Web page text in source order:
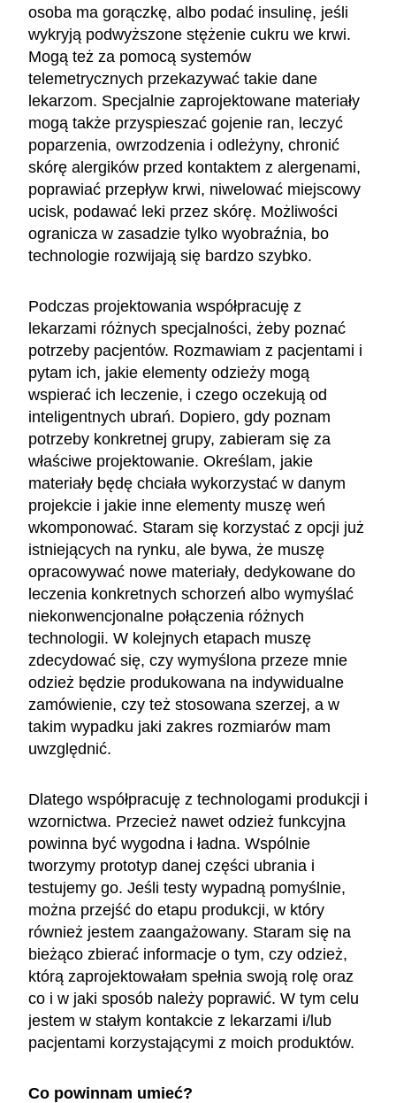
osoba ma gorączkę, albo podać insulinę, jeśli
wykryją podwyższone stężenie cukru we krwi.
Mogą też za pomocą systemów
telemetrycznych przekazywać takie dane
lekarzom. Specjalnie zaprojektowane materiały
mogą także przyspieszać gojenie ran, leczyć
poparzenia, owrzodzenia i odleżyny, chronić
skórę alergików przed kontaktem z alergenami,
poprawiać przepływ krwi, niwelować miejscowy
ucisk, podawać leki przez skórę. Możliwości
ogranicza w zasadzie tylko wyobraźnia, bo
technologie rozwijają się bardzo szybko.
Podczas projektowania współpracuję z
lekarzami różnych specjalności, żeby poznać
potrzeby pacjentów. Rozmawiam z pacjentami i
pytam ich, jakie elementy odzieży mogą
wspierać ich leczenie, i czego oczekują od
inteligentnych ubrań. Dopiero, gdy poznam
potrzeby konkretnej grupy, zabieram się za
właściwe projektowanie. Określam, jakie
materiały będę chciała wykorzystać w danym
projekcie i jakie inne elementy muszę weń
wkomponować. Staram się korzystać z opcji już
istniejących na rynku, ale bywa, że muszę
opracowywać nowe materiały, dedykowane do
leczenia konkretnych schorzeń albo wymyślać
niekonwencjonalne połączenia różnych
technologii. W kolejnych etapach muszę
zdecydować się, czy wymyślona przeze mnie
odzież będzie produkowana na indywidualne
zamówienie, czy też stosowana szerzej, a w
takim wypadku jaki zakres rozmiarów mam
uwzględnić.
Dlatego współpracuję z technologami produkcji i
wzornictwa. Przecież nawet odzież funkcyjna
powinna być wygodna i ładna. Wspólnie
tworzymy prototyp danej części ubrania i
testujemy go. Jeśli testy wypadną pomyślnie,
można przejść do etapu produkcji, w który
również jestem zaangażowany. Staram się na
bieżąco zbierać informacje o tym, czy odzież,
którą zaprojektowałam spełnia swoją rolę oraz
co i w jaki sposób należy poprawić. W tym celu
jestem w stałym kontakcie z lekarzami i/lub
pacjentami korzystającymi z moich produktów.
Co powinnam umieć?